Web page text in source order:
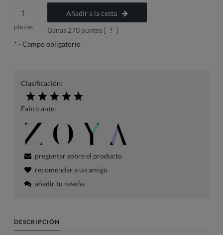
piezas
Añadir a la cesta
Ganas 270puntos [ ? ]
* - Campo obligatorio
Clasificación:
Fabricante:
preguntar sobre el producto
recomendar a un amigo
añadir tu reseña
DESCRIPCIÓN